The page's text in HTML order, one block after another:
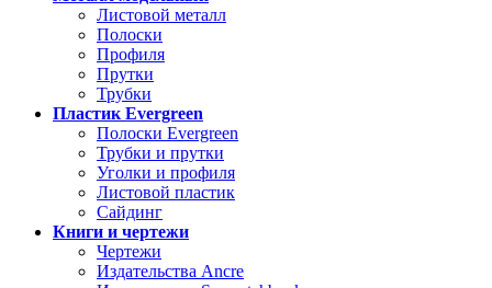
Листовой металл
Полоски
Профиля
Прутки
Трубки
Пластик Evergreen
Полоски Evergreen
Трубки и прутки
Уголки и профиля
Листовой пластик
Сайдинг
Книги и чертежи
Чертежи
Издательства Ancre